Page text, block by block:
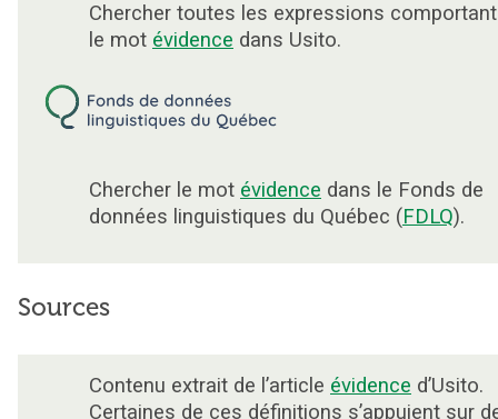
Chercher toutes les expressions comportant
le mot évidence dans Usito.
Chercher le mot évidence dans le Fonds de
données linguistiques du Québec (FDLQ).
Sources
Contenu extrait de l’article évidence d’Usito.
Certaines de ces définitions s’appuient sur